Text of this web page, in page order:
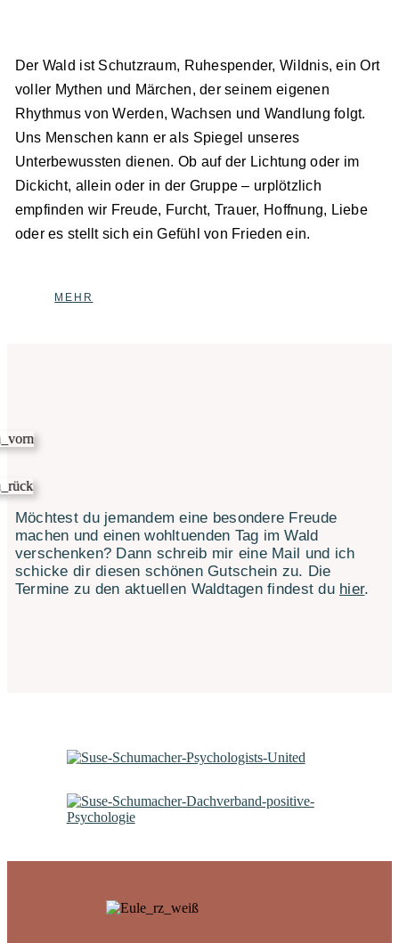
Der Wald ist Schutzraum, Ruhespender, Wildnis, ein Ort
voller Mythen und Märchen, der seinem eigenen
Rhythmus von Werden, Wachsen und Wandlung folgt.
Uns Menschen kann er als Spiegel unseres
Unterbewussten dienen. Ob auf der Lichtung oder im
Dickicht, allein oder in der Gruppe – urplötzlich
empfinden wir Freude, Furcht, Trauer, Hoffnung, Liebe
oder es stellt sich ein Gefühl von Frieden ein.
MEHR
Möchtest du jemandem eine besondere Freude
machen und einen wohltuenden Tag im Wald
verschenken? Dann schreib mir eine Mail und ich
schicke dir diesen schönen Gutschein zu. Die
Termine zu den aktuellen Waldtagen findest du hier.